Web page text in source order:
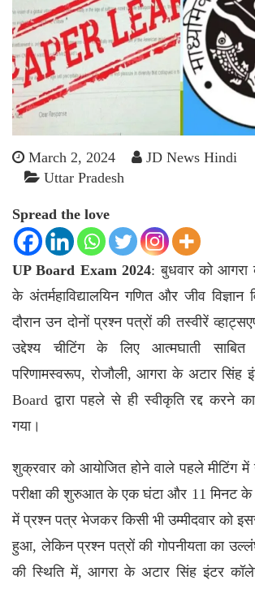
March 2, 2024
JD News Hindi
Uttar Pradesh
Spread the love
UP Board Exam 2024: बुधवार को
के अंतर्महाविद्यालयिन गणित और जीव विज्ञान
दौरान उन दोनों प्रश्न पत्रों की तस्वीरें
उद्देश्य चीटिंग के लिए आत्मघाती
परिणामस्वरूप, रोजौली, आगरा के अटार सिंह
Board द्वारा पहले से ही स्वीकृति रद्द करने
गया।
शुक्रवार को आयोजित होने वाले पहले मीटिंग में
परीक्षा की शुरुआत के एक घंटा और 11 मिनट के
में प्रश्न पत्र भेजकर किसी भी उम्मीदवार को
हुआ, लेकिन प्रश्न पत्रों की गोपनीयता का
की स्थिति में, आगरा के अटार सिंह इंटर